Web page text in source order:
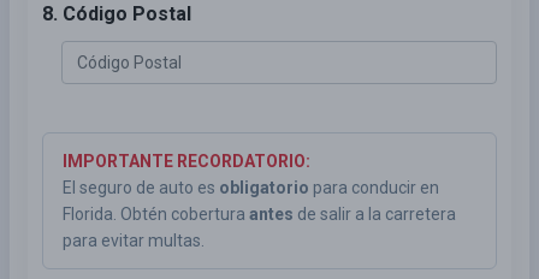
8. Código Postal
IMPORTANTE RECORDATORIO:
El seguro de auto es obligatorio para conducir en
Florida. Obtén cobertura antes de salir a la carretera
para evitar multas.